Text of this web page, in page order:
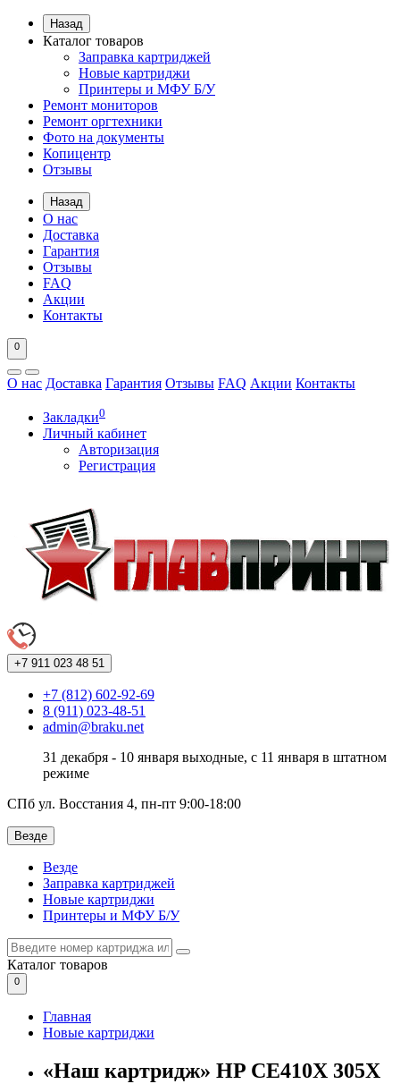
Назад
Каталог товаров
Заправка картриджей
Новые картриджи
Принтеры и МФУ Б/У
Ремонт мониторов
Ремонт оргтехники
Фото на документы
Копицентр
Отзывы
Назад
О нас
Доставка
Гарантия
Отзывы
FAQ
Акции
Контакты
0
О нас Доставка Гарантия Отзывы FAQ Акции Контакты
Закладки0
Личный кабинет
Авторизация
Регистрация
+7 911 023 48 51
+7 (812) 602-92-69
8 (911) 023-48-51
admin@braku.net
31 декабря - 10 января выходные, с 11 января в штатном
режиме
СПб ул. Восстания 4, пн-пт 9:00-18:00
Везде
Везде
Заправка картриджей
Новые картриджи
Принтеры и МФУ Б/У
Каталог товаров
0
Главная
Новые картриджи
«Наш картридж» HP CE410X 305X